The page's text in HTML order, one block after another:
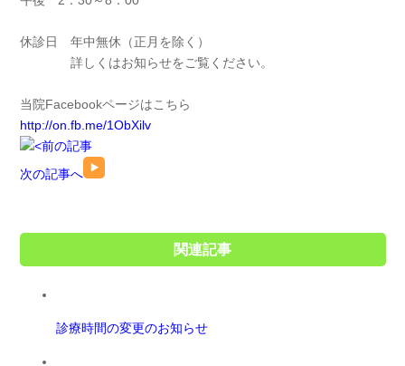
休診日 年中無休（正月を除く）
詳しくはお知らせをご覧ください。
当院Facebookページはこちら
http://on.fb.me/1ObXilv
前の記事
次の記事へ
関連記事
診療時間の変更のお知らせ